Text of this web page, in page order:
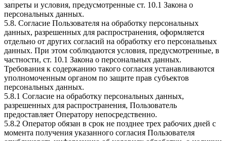
запреты и условия, предусмотренные ст. 10.1 Закона о
персональных данных.
5.8. Согласие Пользователя на обработку персональных
данных, разрешенных для распространения, оформляется
отдельно от других согласий на обработку его персональных
данных. При этом соблюдаются условия, предусмотренные, в
частности, ст. 10.1 Закона о персональных данных.
Требования к содержанию такого согласия устанавливаются
уполномоченным органом по защите прав субъектов
персональных данных.
5.8.1 Согласие на обработку персональных данных,
разрешенных для распространения, Пользователь
предоставляет Оператору непосредственно.
5.8.2 Оператор обязан в срок не позднее трех рабочих дней с
момента получения указанного согласия Пользователя